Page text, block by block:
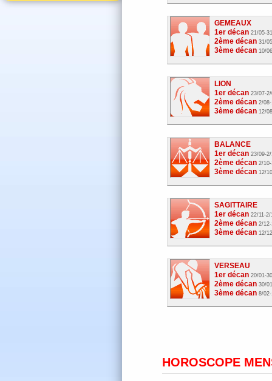
GEMEAUX
1er décan 21/05-
2ème décan 31/
3ème décan 10/
LION
1er décan 23/07-
2ème décan 2/
3ème décan 12/
BALANCE
1er décan 23/09-
2ème décan 2/
3ème décan 12/
SAGITTAIRE
1er décan 22/11-2/
2ème décan 2/
3ème décan 12/
VERSEAU
1er décan 20/01-
2ème décan 30/
3ème décan 8/
HOROSCOPE